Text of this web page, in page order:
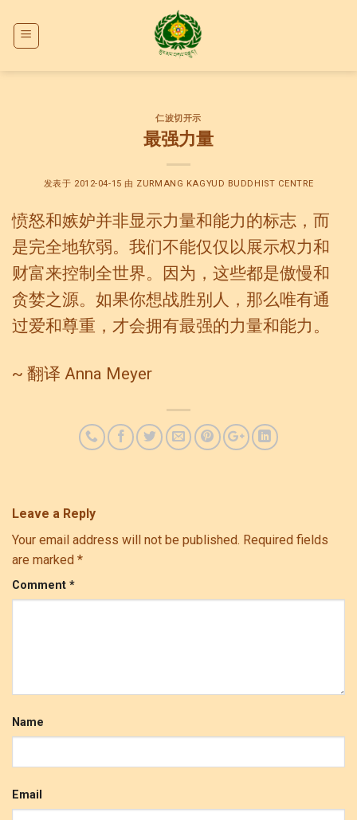
content
仁波切开示
最强力量
发表于 2012-04-15 由 ZURMANG KAGYUD BUDDHIST CENTRE
愤怒和嫉妒并非显示力量和能力的标志，而
是完全地软弱。我们不能仅仅以展示权力和
财富来控制全世界。因为，这些都是傲慢和
贪婪之源。如果你想战胜别人，那么唯有通
过爱和尊重，才会拥有最强的力量和能力。
~ 翻译 Anna Meyer
Leave a Reply
Your email address will not be published. Required fields
are marked *
Comment *
Name
Email